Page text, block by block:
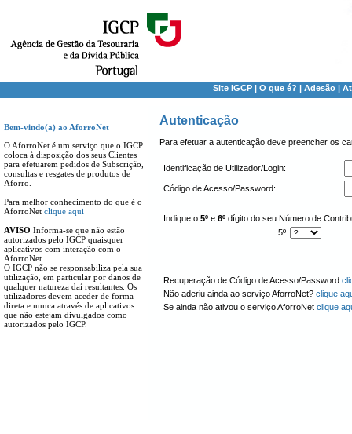
Site IGCP | O que é? | Adesão |
Bem-vindo(a) ao AforroNet
O AforroNet é um serviço que o IGCP
coloca à disposição dos seus Clientes
para efetuarem pedidos de Subscrição,
consultas e resgates de produtos de
Aforro.
Para melhor conhecimento do que é o
AforroNet clique aqui
AVISO Informa-se que não estão
autorizados pelo IGCP quaisquer
aplicativos com interação com o
AforroNet.
O IGCP não se responsabiliza pela sua
utilização, em particular por danos de
qualquer natureza daí resultantes. Os
utilizadores devem aceder de forma
direta e nunca através de aplicativos
que não estejam divulgados como
autorizados pelo IGCP.
Autenticação
Para efetuar a autenticação deve preencher os
Identificação de Utilizador/Login:
Código de Acesso/Password:
Indique o 5º e 6º dígito do seu Número de
5º
Recuperação de Código de Acesso/Password
Não aderiu ainda ao serviço AforroNet? clique
Se ainda não ativou o serviço AforroNet clique